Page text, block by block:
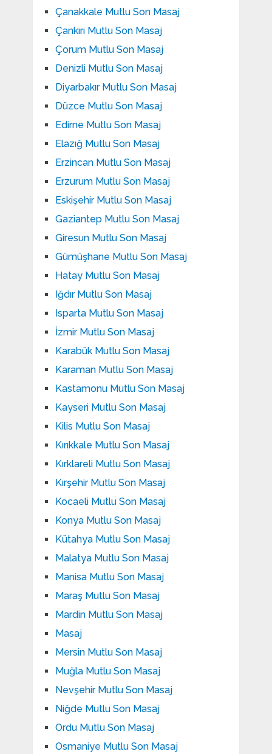
Çanakkale Mutlu Son Masaj
Çankırı Mutlu Son Masaj
Çorum Mutlu Son Masaj
Denizli Mutlu Son Masaj
Diyarbakır Mutlu Son Masaj
Düzce Mutlu Son Masaj
Edirne Mutlu Son Masaj
Elazığ Mutlu Son Masaj
Erzincan Mutlu Son Masaj
Erzurum Mutlu Son Masaj
Eskişehir Mutlu Son Masaj
Gaziantep Mutlu Son Masaj
Giresun Mutlu Son Masaj
Gümüşhane Mutlu Son Masaj
Hatay Mutlu Son Masaj
Iğdır Mutlu Son Masaj
Isparta Mutlu Son Masaj
İzmir Mutlu Son Masaj
Karabük Mutlu Son Masaj
Karaman Mutlu Son Masaj
Kastamonu Mutlu Son Masaj
Kayseri Mutlu Son Masaj
Kilis Mutlu Son Masaj
Kırıkkale Mutlu Son Masaj
Kırklareli Mutlu Son Masaj
Kırşehir Mutlu Son Masaj
Kocaeli Mutlu Son Masaj
Konya Mutlu Son Masaj
Kütahya Mutlu Son Masaj
Malatya Mutlu Son Masaj
Manisa Mutlu Son Masaj
Maraş Mutlu Son Masaj
Mardin Mutlu Son Masaj
Masaj
Mersin Mutlu Son Masaj
Muğla Mutlu Son Masaj
Nevşehir Mutlu Son Masaj
Niğde Mutlu Son Masaj
Ordu Mutlu Son Masaj
Osmaniye Mutlu Son Masaj